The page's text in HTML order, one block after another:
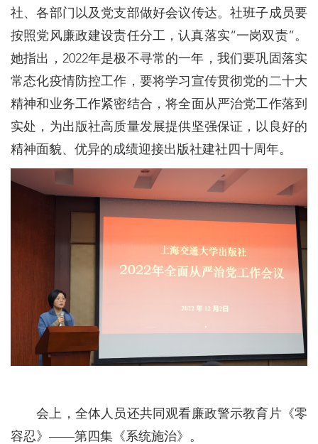
社、各部门以及党支部做好会议传达。社班子成员要
按照党风廉政建设责任分工，认真落实“一岗双责”。
她指出，2022年是极不寻常的一年，我们要巩固落实
常态化疫情防控工作，要将学习宣传贯彻党的二十大
精神和业务工作紧密结合，将全面从严治党工作落到
实处，为出版社高质量发展提供坚强保证，以良好的
精神面貌、优异的成绩迎接出版社建社四十周年。
会上，全体人员还共同观看廉政警示教育片《零
容忍》——第四集《系统施治》。